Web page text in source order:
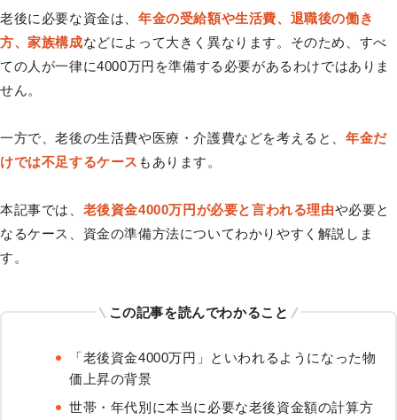
老後に必要な資金は、 年金の受給額や生活費、退職後の働き
方、家族構成などによって大きく異なります。そのため、すべ
ての人が一律に4000万円を準備する必要があるわけではありま
せん。
一方で、老後の生活費や医療・介護費などを考えると、 年金だ
けでは不足するケース もあります。
本記事では、 老後資金4000万円が必要と言われる理由や必要と
なるケース、資金の準備方法についてわかりやすく解説しま
す。
この記事を読んでわかること
「老後資金4000万円」といわれるようになった物
価上昇の背景
世帯・年代別に本当に必要な老後資金額の計算方